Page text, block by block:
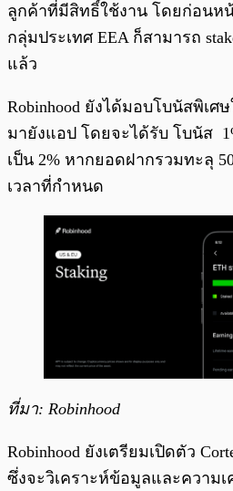
ลูกค้าที่มีสิทธิ์ใช้งาน โดยก่อนห
กลุ่มประเทศ EEA ก็สามารถ
แล้ว
Robinhood ยังได้มอบโบนัสพิเศ
มายังแอป โดยจะได้รับ โบนัส
เป็น 2% หากยอดฝากรวมทะลุ
เวลาที่กำหนด
ที่มา: Robinhood
Robinhood ยังเตรียมเปิดตัว
ซึ่งจะวิเคราะห์ข้อมูลและความ